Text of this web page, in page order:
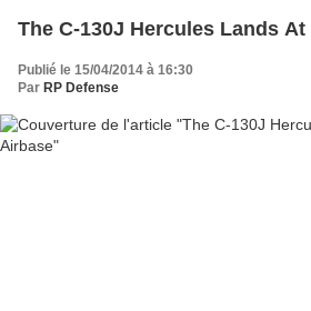
The C-130J Hercules Lands
Publié le 15/04/2014 à 16:30
Par RP Defense